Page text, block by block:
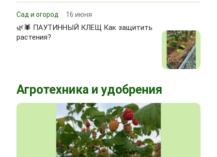
Сад и огород 16 июня
🌿🕷 ПАУТИННЫЙ КЛЕЩ Как защитить
растения?
Агротехника и удобрения